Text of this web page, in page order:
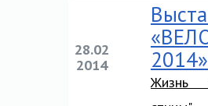
28.02
2014
2014»
Жизнь